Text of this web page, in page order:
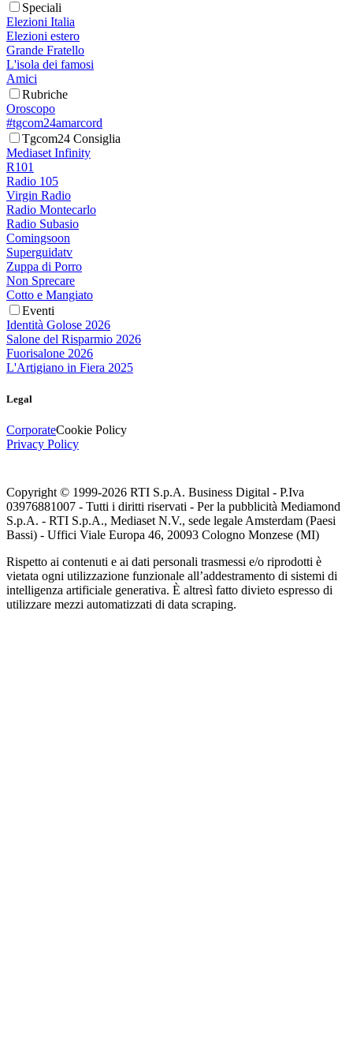
Speciali
Elezioni Italia
Elezioni estero
Grande Fratello
L'isola dei famosi
Amici
Rubriche
Oroscopo
#tgcom24amarcord
Tgcom24 Consiglia
Mediaset Infinity
R101
Radio 105
Virgin Radio
Radio Montecarlo
Radio Subasio
Comingsoon
Superguidatv
Zuppa di Porro
Non Sprecare
Cotto e Mangiato
Eventi
Identità Golose 2026
Salone del Risparmio 2026
Fuorisalone 2026
L'Artigiano in Fiera 2025
Legal
CorporateCookie Policy
Privacy Policy
Copyright © 1999-2026 RTI S.p.A. Business Digital - P.Iva
03976881007 - Tutti i diritti riservati - Per la pubblicità Mediamond
S.p.A. - RTI S.p.A., Mediaset N.V., sede legale Amsterdam (Paesi
Bassi) - Uffici Viale Europa 46, 20093 Cologno Monzese (MI)
Rispetto ai contenuti e ai dati personali trasmessi e/o riprodotti è
vietata ogni utilizzazione funzionale all’addestramento di sistemi di
intelligenza artificiale generativa. È altresì fatto divieto espresso di
utilizzare mezzi automatizzati di data scraping.